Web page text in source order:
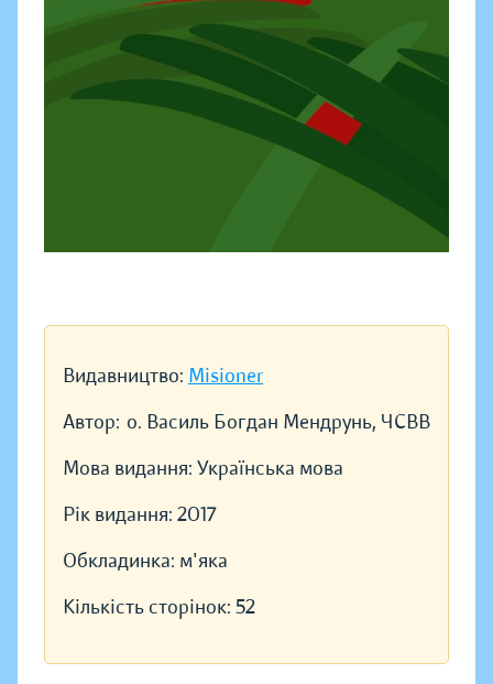
Видавництво: Misioner
Автор: о. Василь Богдан Мендрунь, ЧСВВ
Мова видання: Українська мова
Рік видання: 2017
Обкладинка: м'яка
Кількість сторінок: 52